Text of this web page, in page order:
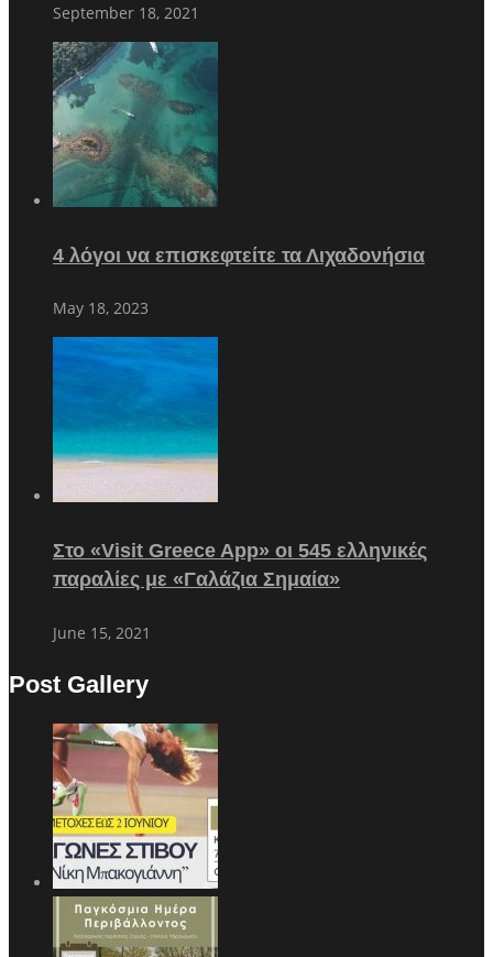
September 18, 2021
4 λόγοι να επισκεφτείτε τα Λιχαδονήσια
May 18, 2023
Στο «Visit Greece App» οι 545 ελληνικές
παραλίες με «Γαλάζια Σημαία»
June 15, 2021
Post Gallery